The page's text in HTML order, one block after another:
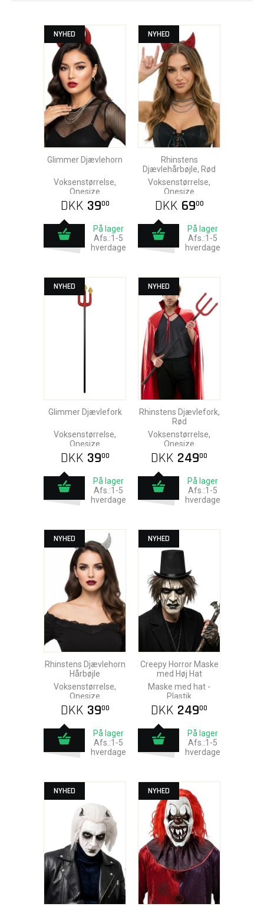
NYHED
Glimmer Djævlehorn
Voksenstørrelse,
Onesize
DKK 3900
På lager
Afs.:1-5
hverdage
NYHED
Rhinstens
Djævlehårbøjle, Rød
Voksenstørrelse,
Onesize
DKK 6900
På lager
Afs.:1-5
hverdage
NYHED
Glimmer Djævlefork
Voksenstørrelse,
Onesize
DKK 3900
På lager
Afs.:1-5
hverdage
NYHED
Rhinstens Djævlefork,
Rød
Voksenstørrelse,
Onesize
DKK 24900
På lager
Afs.:1-5
hverdage
NYHED
Rhinstens Djævlehorn
Hårbøjle
Voksenstørrelse,
Onesize
DKK 3900
På lager
Afs.:1-5
hverdage
NYHED
Creepy Horror Maske
med Høj Hat
Maske med hat -
Plastik
DKK 24900
På lager
Afs.:1-5
hverdage
NYHED NYHED